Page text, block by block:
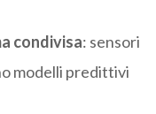
condivisa: sensori
modelli predittivi